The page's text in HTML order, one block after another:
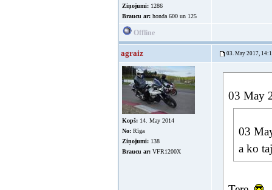
Ziņojumi: 1286
Braucu ar: honda 600 un 125
Offline
agraiz 03. May 2017,
Kopš: 14. May 2014
No: Rīga
Ziņojumi: 138
Braucu ar: VFR1200X
03 May
03
a ko